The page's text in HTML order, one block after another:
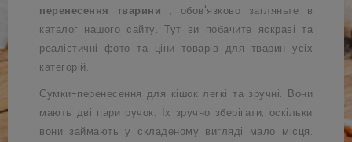
перенесення тварини , обов'язково загляньте в
каталог нашого сайту. Тут ви побачите яскраві та
реалістичні фото та ціни товарів для тварин усіх
категорій.
Сумки-перенесення для кішок легкі та зручні. Вони
мають дві пари ручок. Їх зручно зберігати, оскільки
вони займають у складеному вигляді мало місця.